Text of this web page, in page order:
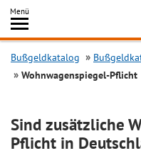
Inhalt
springen
Menü
Bußgeldkatalog
Wohnwagenspiegel-Pflicht
Sind zusätzliche
Pflicht in